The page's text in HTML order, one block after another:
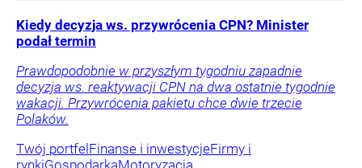
Kiedy decyzja ws. przywrócenia CPN? Minister
podał termin
Prawdopodobnie w przyszłym tygodniu zapadnie
decyzja ws. reaktywacji CPN na dwa ostatnie tygodnie
wakacji. Przywrócenia pakietu chce dwie trzecie
Polaków.
Twój portfelFinanse i inwestycjeFirmy i
rynkiGospodarkaMotoryzacja